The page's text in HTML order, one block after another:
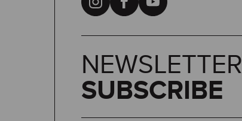
NEWSLETTER
SUBSCRIBE